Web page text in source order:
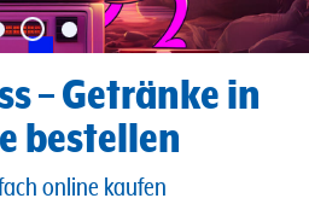
– Getränke in
bestellen
online kaufen